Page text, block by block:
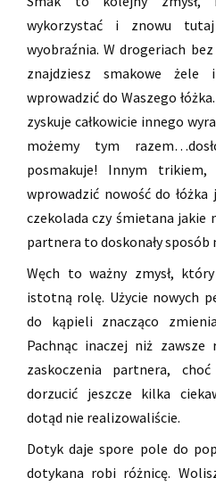
wykorzystać i znowu
wyobraźnia. W drogeriach
znajdziesz smakowe żele
wprowadzić do Waszego
zyskuje całkowicie innego
możemy tym
posmakuje! Innym
wprowadzić nowość do łóżka
czekolada czy śmietana jakie
partnera to doskonały sposób
Węch to ważny zmysł,
istotną rolę. Użycie nowych
do kąpieli znacząco
Pachnąc inaczej niż zawsze
zaskoczenia partnera,
dorzucić jeszcze kilka
dotąd nie realizowaliście.
Dotyk daje spore pole do
dotykana robi różnicę.